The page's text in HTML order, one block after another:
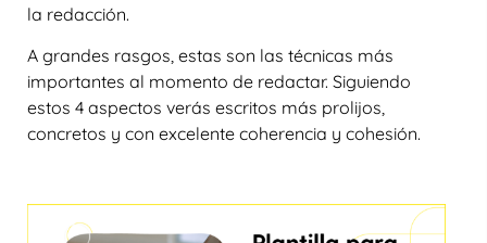
la redacción.
A grandes rasgos, estas son las técnicas más
importantes al momento de redactar. Siguiendo
estos 4 aspectos verás escritos más prolijos,
concretos y con excelente coherencia y cohesión.